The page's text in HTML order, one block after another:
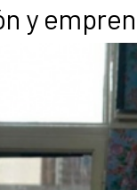
y